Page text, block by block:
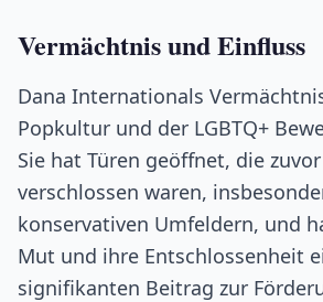
Vermächtnis und Einfluss
Dana Internationals
Popkultur und der LGBTQ+
Sie hat Türen geöffnet, die
verschlossen waren,
konservativen Umfeldern, und
Mut und ihre Entschlossenheit
signifikanten Beitrag zur